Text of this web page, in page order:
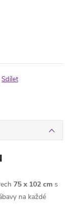
Sdílet
75 x 102 cm s
na každé